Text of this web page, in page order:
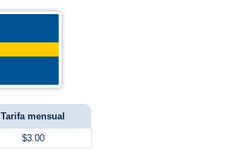
Tarifa mensual
$3.00